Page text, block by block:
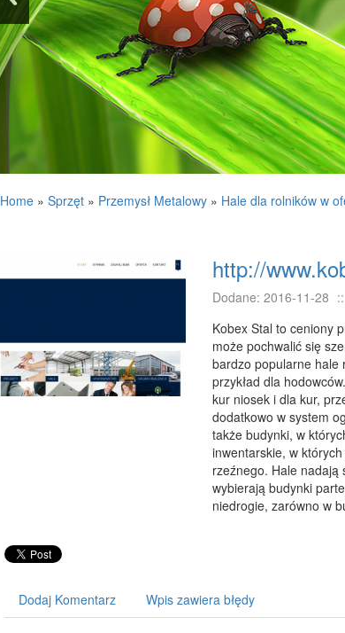
Home » Sprzęt » Przemysł Metalowy » Hale dla rolników w
http://
Dodane: 2016-11-28 ::
Kobex Stal to ceniony
może pochwalić się
bardzo popularne hale
przykład dla
kur niosek i dla kur,
dodatkowo w system
także budynki, w
inwentarskie, w
rzeźnego. Hale nadają
wybierają budynki
niedrogie, zarówno w
Dodaj Komentarz Wpis zawiera błędy